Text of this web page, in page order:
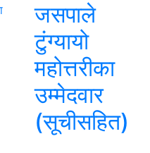
जसपाले
टुंग्यायो
महोत्तरीका
उम्मेदवार
(सूचीसहित)